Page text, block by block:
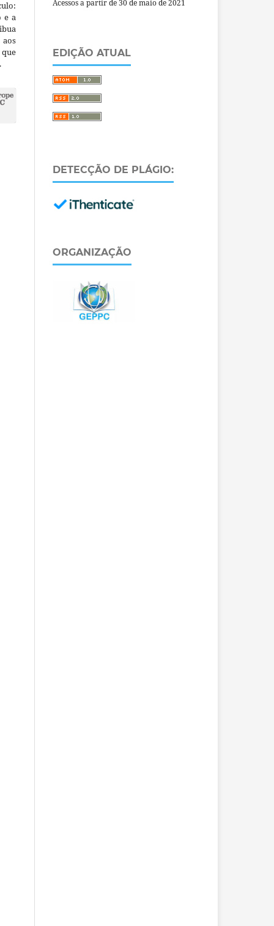
e a
Acessos a partir de 30 de maio de 2021
EDIÇÃO ATUAL
DETECÇÃO DE PLÁGIO:
ORGANIZAÇÃO